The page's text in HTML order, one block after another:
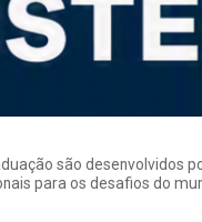
são desenvolvidos
para os desafios do